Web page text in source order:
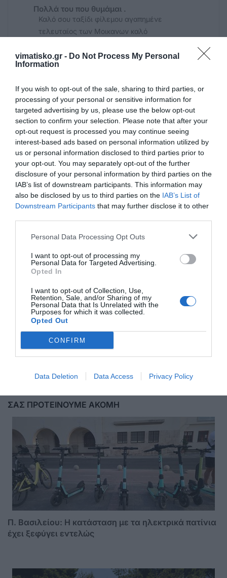
vimatisko.gr - Do Not Process My Personal
Information
If you wish to opt-out of the sale, sharing to third parties, or
processing of your personal or sensitive information for
targeted advertising by us, please use the below opt-out
section to confirm your selection. Please note that after your
opt-out request is processed you may continue seeing
interest-based ads based on personal information utilized by
us or personal information disclosed to third parties prior to
your opt-out. You may separately opt-out of the further
disclosure of your personal information by third parties on the
IAB’s list of downstream participants. This information may
also be disclosed by us to third parties on the IAB’s List of
Downstream Participants that may further disclose it to other
Personal Data Processing Opt Outs
I want to opt-out of processing my
Personal Data for Targeted Advertising.
Opted In
I want to opt-out of Collection, Use,
Retention, Sale, and/or Sharing of my
Personal Data that Is Unrelated with the
Purposes for which it was collected.
Opted Out
CONFIRM
Data Deletion Data Access Privacy Policy
Πολλά του που θυμάμαι .
Καλό σου ταξίδι φίλεμου αγαπημένε
τελευταίος των Μοικανων καλό
Πρόσθεσε ένα σχόλιο
ΟΝΟΜΑ
ΤΙΤΛΟΣ
ΣΧΟΛΙΟ
Αποστολή
ΣΑΣ ΠΡΟΤΕΙΝΟΥΜΕ ΑΚΟΜΗ
Π. Βασιλείου: Η κατάσταση με τα ηλεκτρικά πατίνια
έχει ξεφύγει εντελώς